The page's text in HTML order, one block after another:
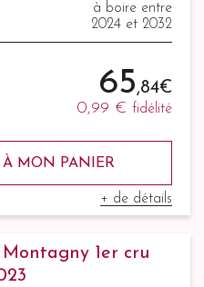
à boire entre
2024 et 2032
65,84 €
0,99 € fidélité
À MON PANIER
+ de détails
1er cru